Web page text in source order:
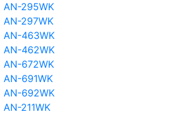
AN-295WK
AN-297WK
AN-463WK
AN-462WK
AN-672WK
691WK
AN-692WK
211WK